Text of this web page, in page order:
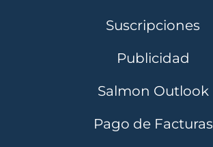
Suscripciones
Publicidad
Salmon Outlook
Pago de Facturas